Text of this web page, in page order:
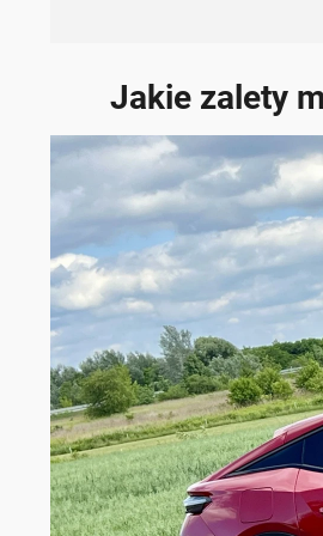
Jakie zalety